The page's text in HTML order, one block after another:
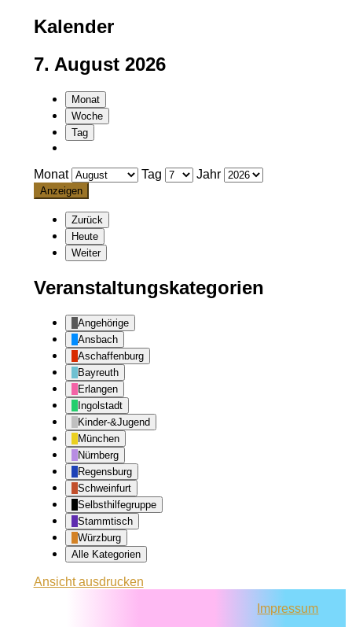
Kalender
7. August 2026
Monat
Woche
Tag
Monat Tag Jahr
Zurück
Heute
Weiter
Veranstaltungskategorien
Angehörige
Ansbach
Aschaffenburg
Bayreuth
Erlangen
Ingolstadt
Kinder-&Jugend
München
Nürnberg
Regensburg
Schweinfurt
Selbsthilfegruppe
Stammtisch
Würzburg
Alle Kategorien
Ansichtausdrucken
Impressum